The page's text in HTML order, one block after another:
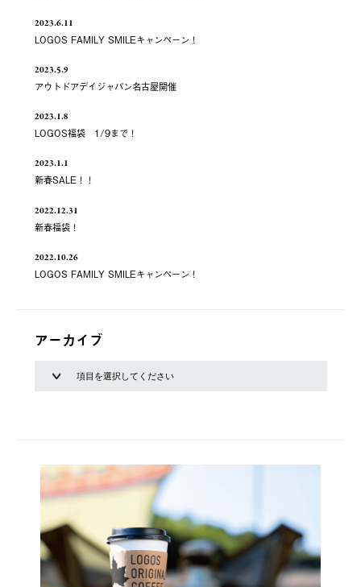
2023.6.11
LOGOS FAMILY SMILEキャンペーン！
2023.5.9
アウトドアデイジャパン名古屋開催
2023.1.8
LOGOS福袋 1/9まで！
2023.1.1
新春SALE！！
2022.12.31
新春福袋！
2022.10.26
LOGOS FAMILY SMILEキャンペーン！
アーカイブ